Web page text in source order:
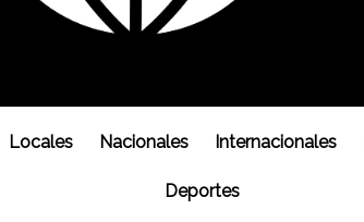
Locales Nacionales Internacionales
Deportes